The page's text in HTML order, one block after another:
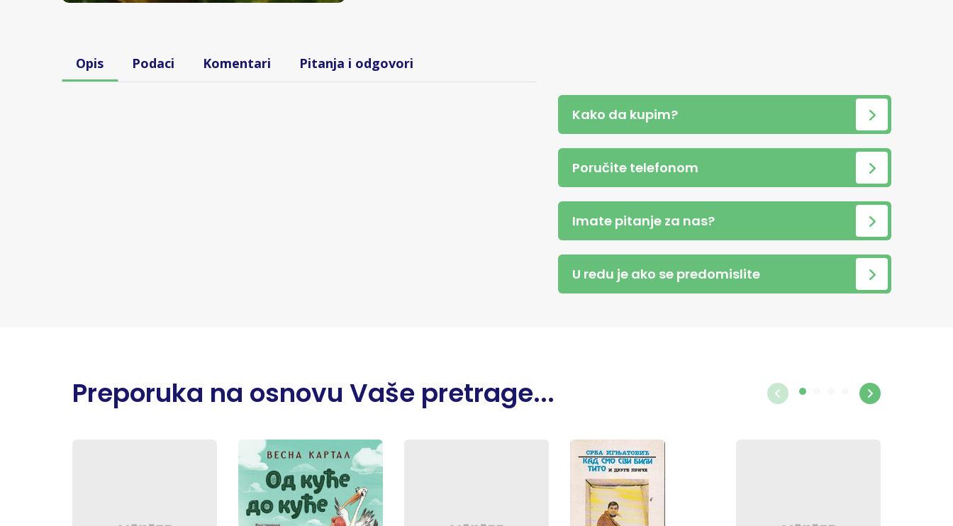
Opis Podaci Komentari Pitanja i odgovori
Kako da kupim?
Poručite telefonom
Imate pitanje za nas?
U redu je ako se predomislite
Preporuka na osnovu Vaše pretrage...